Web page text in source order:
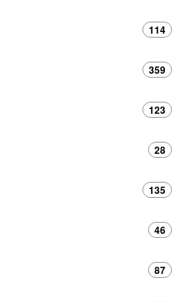
114
359
123
28
135
46
87